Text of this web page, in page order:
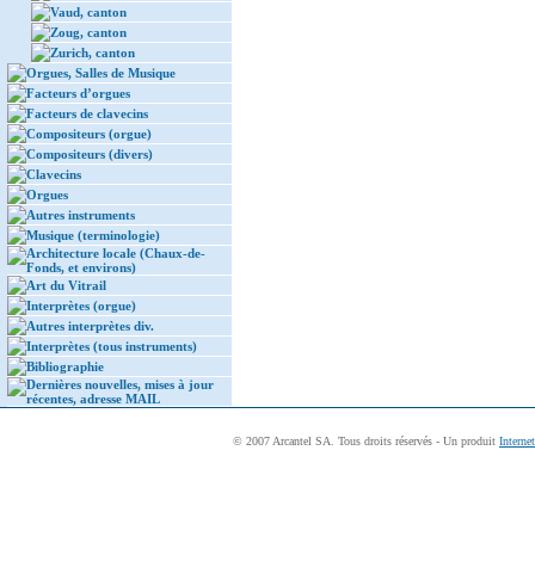
Vaud, canton
Zoug, canton
Zurich, canton
Orgues, Salles de Musique
Facteurs d’orgues
Facteurs de clavecins
Compositeurs (orgue)
Compositeurs (divers)
Clavecins
Orgues
Autres instruments
Musique (terminologie)
Architecture locale (Chaux-de-
Fonds, et environs)
Art du Vitrail
Interprètes (orgue)
Autres interprètes div.
Interprètes (tous instruments)
Bibliographie
Dernières nouvelles, mises à jour
récentes, adresse MAIL
© 2007 Arcantel SA. Tous droits réservés - Un produit